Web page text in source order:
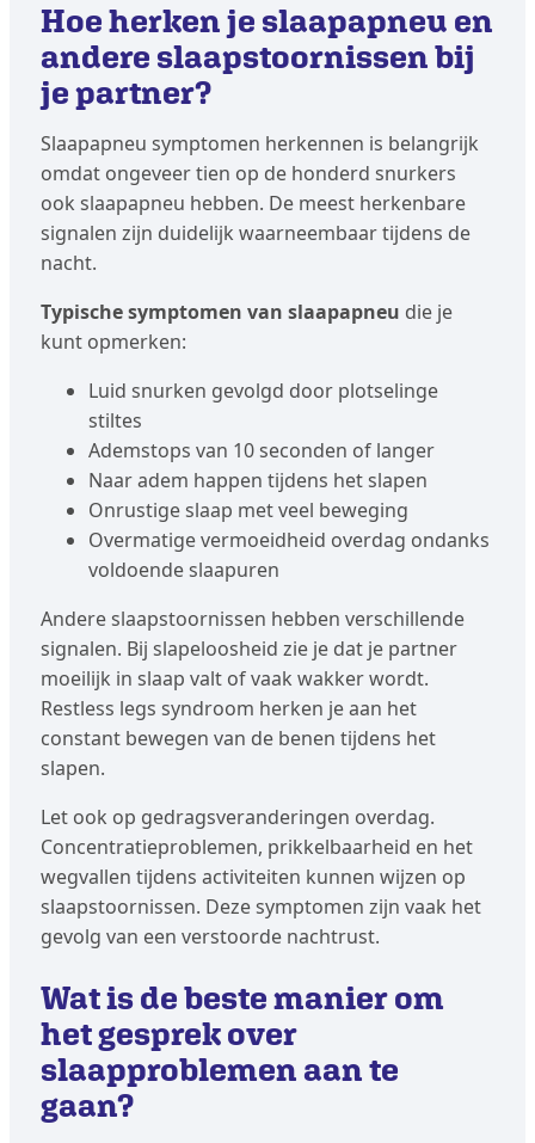
Hoe herken je slaapapneu en
andere slaapstoornissen bij
je partner?
Slaapapneu symptomen herkennen is belangrijk
omdat ongeveer tien op de honderd snurkers
ook slaapapneu hebben. De meest herkenbare
signalen zijn duidelijk waarneembaar tijdens de
nacht.
Typische symptomen van slaapapneu die je
kunt opmerken:
Luid snurken gevolgd door plotselinge
stiltes
Ademstops van 10 seconden of langer
Naar adem happen tijdens het slapen
Onrustige slaap met veel beweging
Overmatige vermoeidheid overdag ondanks
voldoende slaapuren
Andere slaapstoornissen hebben verschillende
signalen. Bij slapeloosheid zie je dat je partner
moeilijk in slaap valt of vaak wakker wordt.
Restless legs syndroom herken je aan het
constant bewegen van de benen tijdens het
slapen.
Let ook op gedragsveranderingen overdag.
Concentratieproblemen, prikkelbaarheid en het
wegvallen tijdens activiteiten kunnen wijzen op
slaapstoornissen. Deze symptomen zijn vaak het
gevolg van een verstoorde nachtrust.
Wat is de beste manier om
het gesprek over
slaapproblemen aan te
gaan?